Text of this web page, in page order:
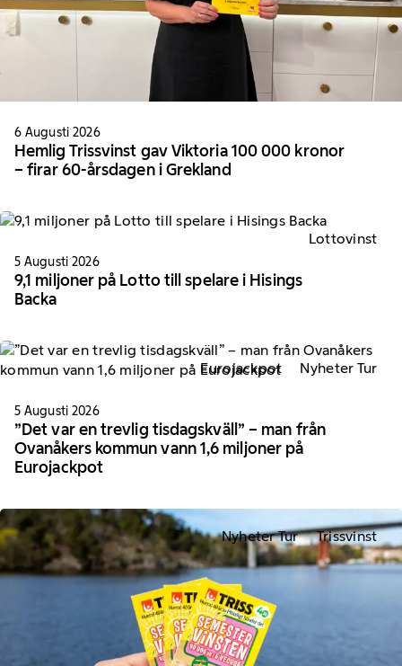
6 Augusti 2026
Hemlig Trissvinst gav Viktoria 100 000 kronor
– firar 60-årsdagen i Grekland
Lottovinst
5 Augusti 2026
9,1 miljoner på Lotto till spelare i Hisings
Backa
Eurojackpot Nyheter Tur
5 Augusti 2026
”Det var en trevlig tisdagskväll” – man från
Ovanåkers kommun vann 1,6 miljoner på
Eurojackpot
Nyheter Tur Trissvinst